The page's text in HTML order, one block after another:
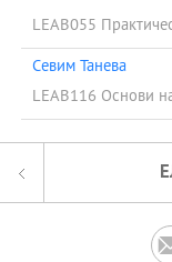
LEAB055
Севим Танева
LEAB116 Основи